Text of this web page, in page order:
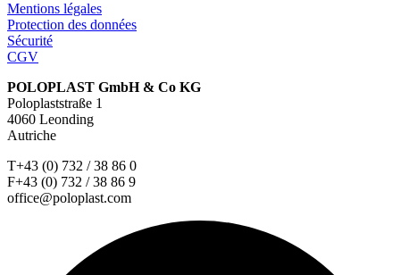
Mentions légales
Protection des données
Sécurité
CGV
POLOPLAST GmbH & Co KG
Poloplaststraße 1
4060 Leonding
Autriche
T+43 (0) 732 / 38 86 0
F+43 (0) 732 / 38 86 9
office@poloplast.com